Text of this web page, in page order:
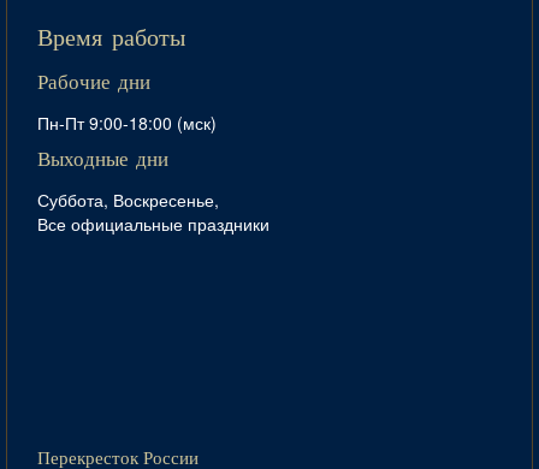
Время работы
Рабочие дни
Пн-Пт 9:00-18:00 (мск)
Выходные дни
Суббота, Воскресенье,
Все официальные праздники
Перекресток России